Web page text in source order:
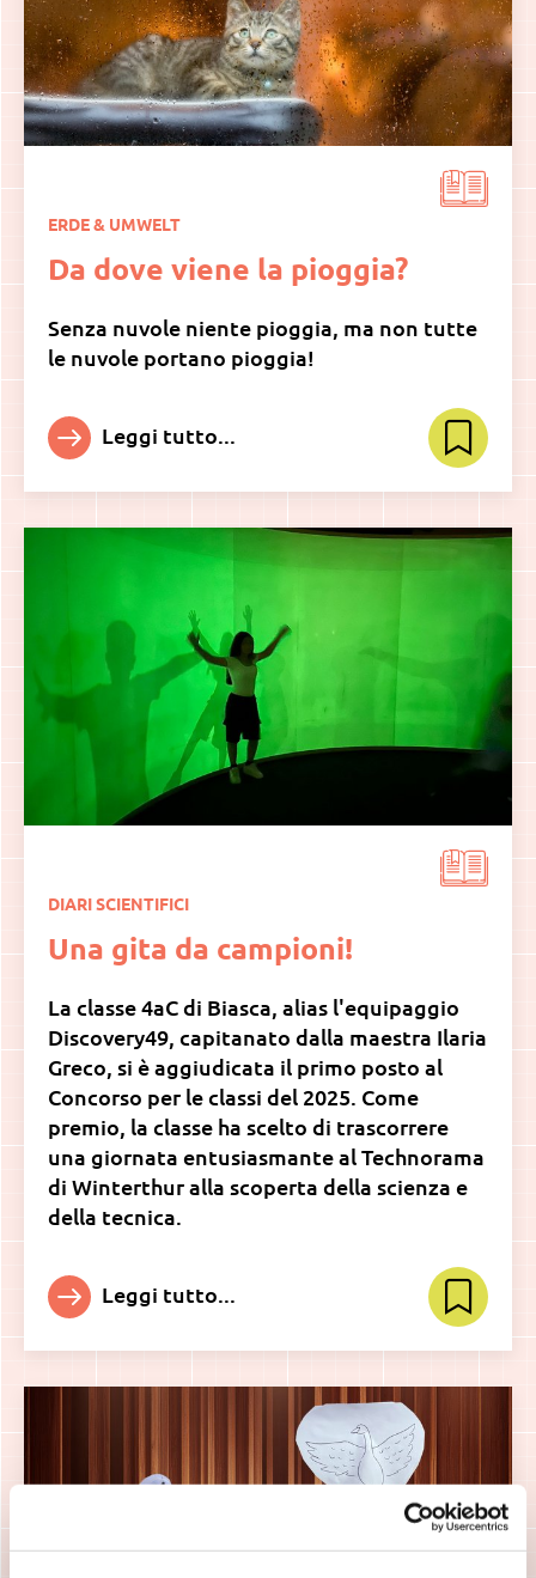
ERDE & UMWELT
Da dove viene la pioggia?
Senza nuvole niente pioggia, ma non tutte
le nuvole portano pioggia!
Leggi tutto...
DIARI SCIENTIFICI
Una gita da campioni!
La classe 4aC di Biasca, alias l'equipaggio
Discovery49, capitanato dalla maestra Ilaria
Greco, si è aggiudicata il primo posto al
Concorso per le classi del 2025. Come
premio, la classe ha scelto di trascorrere
una giornata entusiasmante al Technorama
di Winterthur alla scoperta della scienza e
della tecnica.
Leggi tutto...